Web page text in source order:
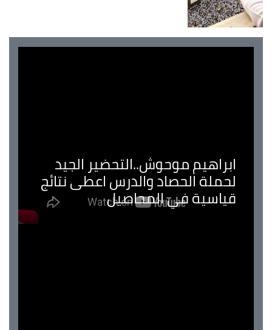
ابراهيم موحوش..التحضير الجيد
لحملة الحصاد والدرس اعطى نتائج
قياسية في المحاصيل